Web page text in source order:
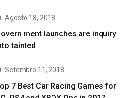
Agosto 18, 2018
ment launches are inquiry
tainted
Setembro 11, 2018
7 Best Car Racing Games for